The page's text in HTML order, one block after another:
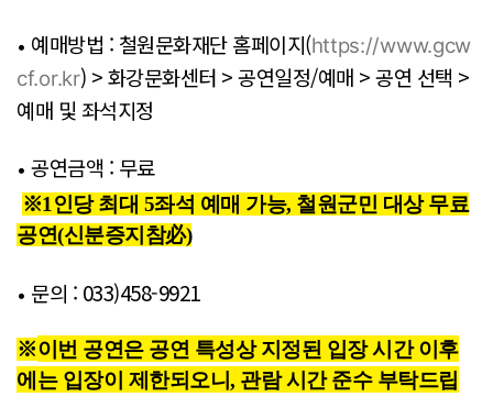
• 예매방법 : 철원문화재단 홈페이지(https://www.gcw
cf.or.kr) > 화강문화센터 > 공연일정/예매 > 공연 선택 >
예매 및 좌석지정
• 공연금액 : 무료
※1인당 최대 5좌석 예매 가능, 철원군민 대상 무료
공연(신분증지참必)
• 문의 : 033)458-9921
※이번 공연은 공연 특성상지정된 입장 시간 이후
에는 입장이 제한되오니, 관람 시간 준수 부탁드립